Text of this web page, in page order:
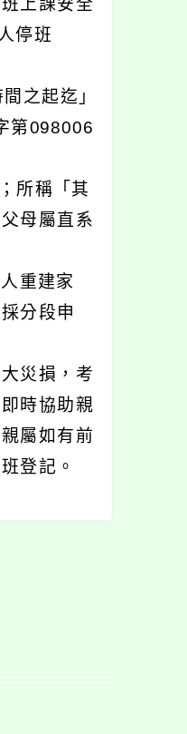
停班
之起迄」
第098006
所稱「其
母屬直系
重建家
分段申
災損，考
時協助親
屬如有前
登記。